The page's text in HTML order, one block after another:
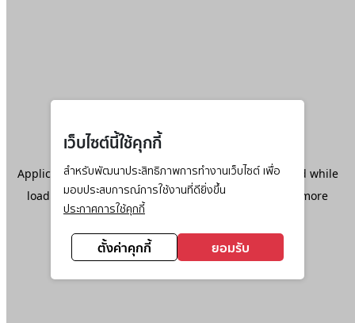
เว็บไซต์นี้ใช้คุกกี้
สำหรับพัฒนาประสิทธิภาพการทำงานเว็บไซต์ เพื่อ
มอบประสบการณ์การใช้งานที่ดียิ่งขึ้น
ประกาศการใช้คุกกี้
ตั้งค่าคุกกี้ ยอมรับ
Application error: aclient-side exception has occurred while
loadingwww.ktc.co.th(see the browser console
for more
information).